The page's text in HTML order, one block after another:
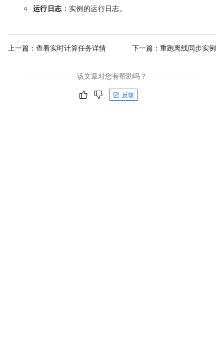
运行日志：实例的运行日志。
上一篇： 查看实时计算任务详情 下一篇： 重跑离线同步实例
该文章对您有帮助吗？
反馈